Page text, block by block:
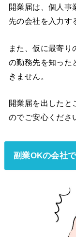
開業届は、個人事
先の会社を入力す
また、仮に最寄り
の勤務先を知った
きません。
開業届を出したと
のでご安心くださ
副業OKの会社